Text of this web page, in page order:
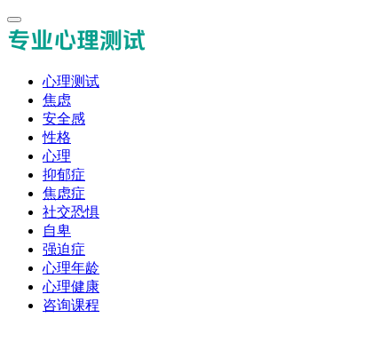
心理测试
焦虑
安全感
性格
心理
抑郁症
焦虑症
社交恐惧
自卑
强迫症
心理年龄
心理健康
咨询课程